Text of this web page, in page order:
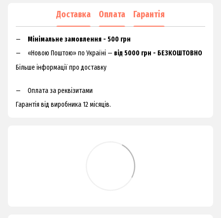
Доставка Оплата Гарантія
Мінімальне замовлення - 500 грн
«Новою Поштою» по Україні — від 5000 грн - БЕЗКОШТОВНО
Більше інформації про доставку
Оплата за реквізитами
Гарантія від виробника 12 місяців.